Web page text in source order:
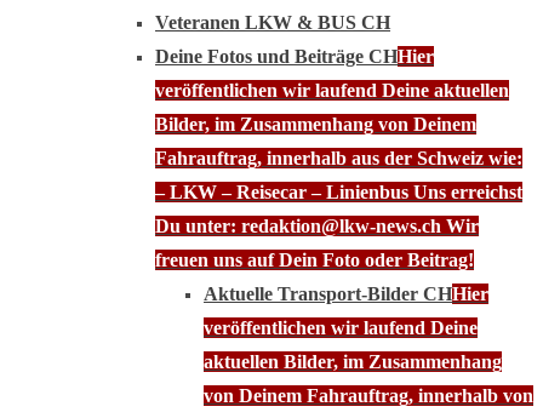
Veteranen LKW & BUS CH
Deine Fotos und Beiträge CHHier
veröffentlichen wir laufend Deine aktuellen
Bilder, im Zusammenhang von Deinem
Fahrauftrag, innerhalb aus der Schweiz wie:
– LKW – Reisecar – Linienbus Uns erreichst
Du unter: redaktion@lkw-news.ch Wir
freuen uns auf Dein Foto oder Beitrag!
Aktuelle Transport-Bilder CHHier
veröffentlichen wir laufend Deine
aktuellen Bilder, im Zusammenhang
von Deinem Fahrauftrag, innerhalb von